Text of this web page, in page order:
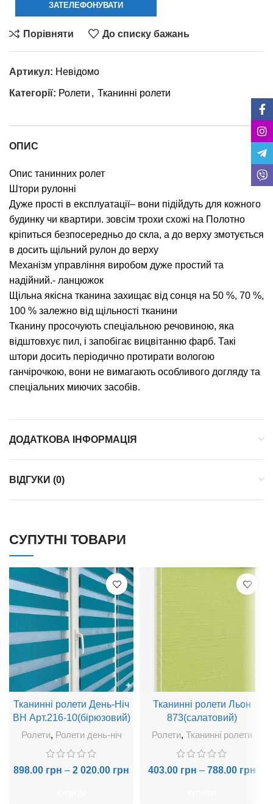
ЗАТЕЛЕФОНУВАТИ
Порівняти До списку бажань
Артикул: Невідомо
Категорії: Ролети , Тканинні ролети
ОПИС
Опис танинних ролет
Штори рулонні
Дуже прості в експлуатації– вони підійдуть для кожного
будинку чи квартири. зовсім трохи схожі на Полотно
кріпиться безпосередньо до скла, а до верху змотується
в досить щільний рулон до верху
Механізм управління виробом дуже простий та
надійний.- ланцюжок
Щільна якісна тканина захищає від сонця на 50 %, 70 %,
100 % залежно від щільності тканини
Тканину просочують спеціальною речовиною, яка
відштовхує пил, і запобігає вицвітанню фарб. Такі
штори досить періодично протирати вологою
ганчірочкою, вони не вимагають особливого догляду та
спеціальних миючих засобів.
ДОДАТКОВА ІНФОРМАЦІЯ
ВІДГУКИ (0)
СУПУТНІ ТОВАРИ
Тканинні ролети День-Ніч
BH Арт.216-10(бірюзовий)
Ролети, Ролети день-ніч
898.00 грн – 2 020.00 грн
Тканинні ролети Льон
873(салатовий)
Ролети, Тканинні ролети
403.00 грн – 788.00 грн